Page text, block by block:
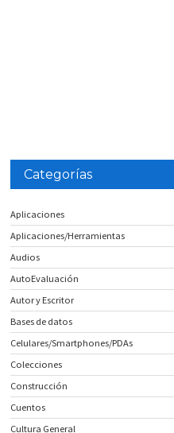
Categorías
Aplicaciones
Aplicaciones/Herramientas
Audios
AutoEvaluación
Autor y Escritor
Bases de datos
Celulares/Smartphones/PDAs
Colecciones
Construcción
Cuentos
Cultura General